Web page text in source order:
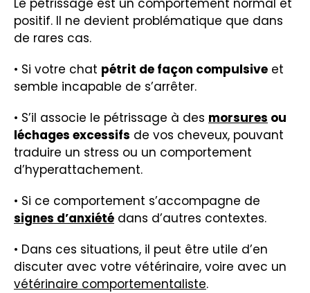
Le pétrissage est un comportement normal et
positif. Il ne devient problématique que dans
de rares cas.
• Si votre chat pétrit de façon compulsive et
semble incapable de s’arrêter.
• S’il associe le pétrissage à des morsures ou
léchages excessifs de vos cheveux, pouvant
traduire un stress ou un comportement
d’hyperattachement.
• Si ce comportement s’accompagne de
signes d’anxiété dans d’autres contextes.
• Dans ces situations, il peut être utile d’en
discuter avec votre vétérinaire, voire avec un
vétérinaire comportementaliste.